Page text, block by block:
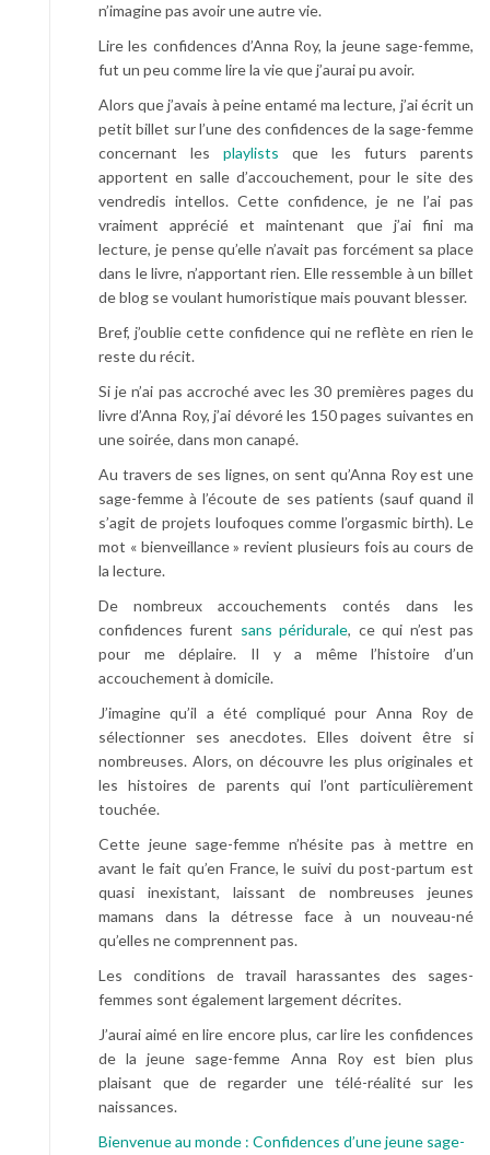
n’imagine pas avoir une autre vie.
Lire les confidences d’Anna Roy, la jeune sage-femme,
fut un peu comme lire la vie que j’aurai pu avoir.
Alors que j’avais à peine entamé ma lecture, j’ai écrit un
petit billet sur l’une des confidences de la sage-femme
concernant les playlists que les futurs parents
apportent en salle d’accouchement, pour le site des
vendredis intellos. Cette confidence, je ne l’ai pas
vraiment apprécié et maintenant que j’ai fini ma
lecture, je pense qu’elle n’avait pas forcément sa place
dans le livre, n’apportant rien. Elle ressemble à un billet
de blog se voulant humoristique mais pouvant blesser.
Bref, j’oublie cette confidence qui ne reflète en rien le
reste du récit.
Si je n’ai pas accroché avec les 30 premières pages du
livre d’Anna Roy, j’ai dévoré les 150 pages suivantes en
une soirée, dans mon canapé.
Au travers de ses lignes, on sent qu’Anna Roy est une
sage-femme à l’écoute de ses patients (sauf quand il
s’agit de projets loufoques comme l’orgasmic birth). Le
mot « bienveillance » revient plusieurs fois au cours de
la lecture.
De nombreux accouchements contés dans les
confidences furent sans péridurale, ce qui n’est pas
pour me déplaire. Il y a même l’histoire d’un
accouchement à domicile.
J’imagine qu’il a été compliqué pour Anna Roy de
sélectionner ses anecdotes. Elles doivent être si
nombreuses. Alors, on découvre les plus originales et
les histoires de parents qui l’ont particulièrement
touchée.
Cette jeune sage-femme n’hésite pas à mettre en
avant le fait qu’en France, le suivi du post-partum est
quasi inexistant, laissant de nombreuses jeunes
mamans dans la détresse face à un nouveau-né
qu’elles ne comprennent pas.
Les conditions de travail harassantes des sages-
femmes sont également largement décrites.
J’aurai aimé en lire encore plus, car lire les confidences
de la jeune sage-femme Anna Roy est bien plus
plaisant que de regarder une télé-réalité sur les
naissances.
Bienvenue au monde : Confidences d’une jeune sage-